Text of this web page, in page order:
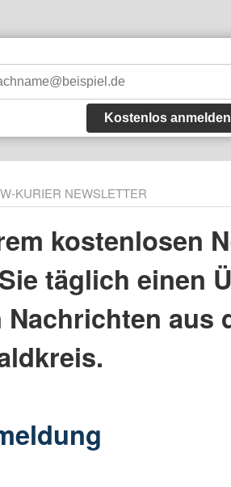
Kostenlos anmelden
KURIER NEWSLETTER
kostenlosen
täglich einen
aus